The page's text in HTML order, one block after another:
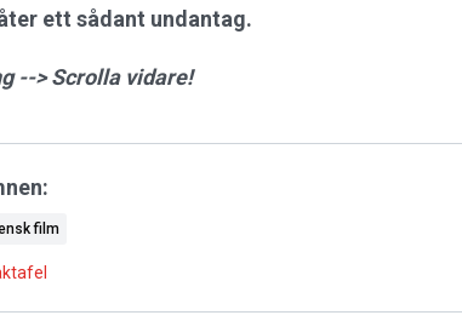
ett sådant undantag.
--> Scrolla vidare!
film